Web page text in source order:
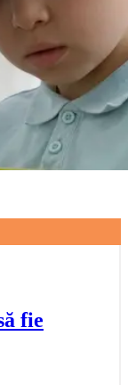
fie